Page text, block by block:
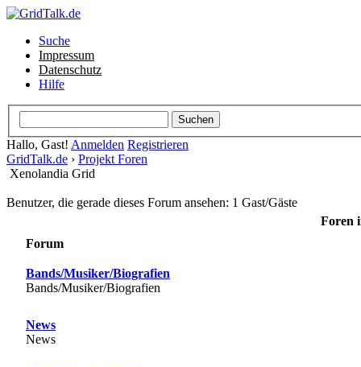
Suche
Impressum
Datenschutz
Hilfe
Hallo, Gast! Anmelden Registrieren
GridTalk.de › Projekt Foren
Xenolandia Grid
Benutzer, die gerade dieses Forum ansehen: 1 Gast/Gäste
Foren
Forum
Bands/Musiker/Biografien
Bands/Musiker/Biografien
News
News